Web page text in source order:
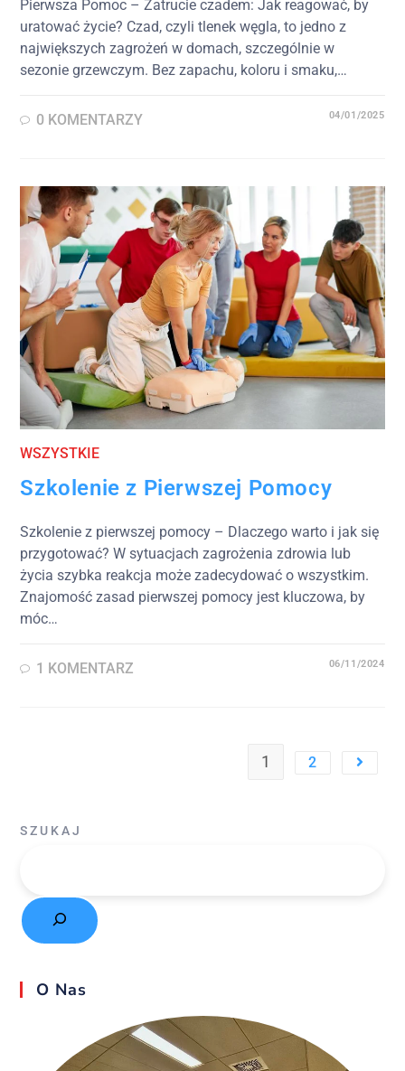
Pierwsza Pomoc – Zatrucie czadem: Jak reagować, by
uratować życie? Czad, czyli tlenek węgla, to jedno z
największych zagrożeń w domach, szczególnie w
sezonie grzewczym. Bez zapachu, koloru i smaku,…
0 KOMENTARZY 04/01/2025
WSZYSTKIE
Szkolenie z Pierwszej Pomocy
Szkolenie z pierwszej pomocy – Dlaczego warto i jak się
przygotować? W sytuacjach zagrożenia zdrowia lub
życia szybka reakcja może zadecydować o wszystkim.
Znajomość zasad pierwszej pomocy jest kluczowa, by
móc…
1 KOMENTARZ 06/11/2024
1 2
SZUKAJ
O Nas